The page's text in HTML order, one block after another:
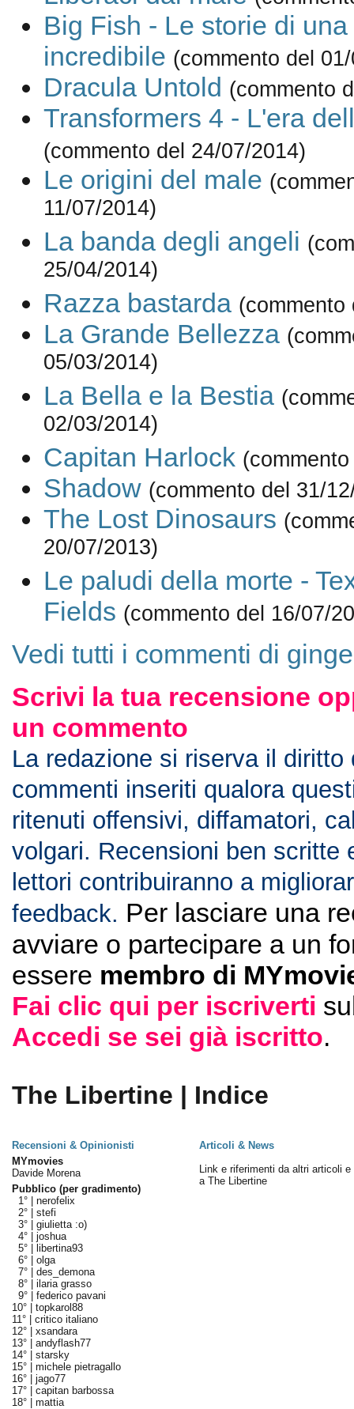
Big Fish - Le storie di una
incredibile (commento del
Dracula Untold (commento
Transformers 4 - L'era
(commento del 24/07/2014)
Le origini del male
11/07/2014)
La banda degli angeli
25/04/2014)
Razza bastarda (commento
La Grande Bellezza
05/03/2014)
La Bella e la Bestia
02/03/2014)
Capitan Harlock
Shadow (commento del 31/
The Lost Dinosaurs
20/07/2013)
Le paludi della morte -
Fields (commento del 16/07/
Vedi tutti i commenti di
Scrivi la tua recensione
un commento
La redazione si riserva il diritto
commenti inseriti qualora
ritenuti offensivi, diffamatori,
volgari. Recensioni ben scritte
lettori contribuiranno a
feedback. Per lasciare una
avviare o partecipare a un
essere membro di
Fai clic qui per iscriverti
Accedi se sei già iscritto.
The Libertine | Indice
Recensioni & Opinionisti
Articoli & News
MYmovies
Davide Morena
Pubblico (per gradimento)
1° | nerofelix
2° | stefi
3° | giulietta :o)
4° | joshua
5° |
libertina93
6° | olga
7° | des_demona
8° | ilaria grasso
9° | federico pavani
10° | topkarol88
11° | critico italiano
12° | xsandara
13° | andyflash77
14° | starsky
15° | michele pietragallo
16° | jago77
17° | capitan barbossa
18° | mattia
Link e riferimenti da altri articoli e
a The Libertine